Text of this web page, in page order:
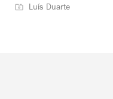
Luís Duarte